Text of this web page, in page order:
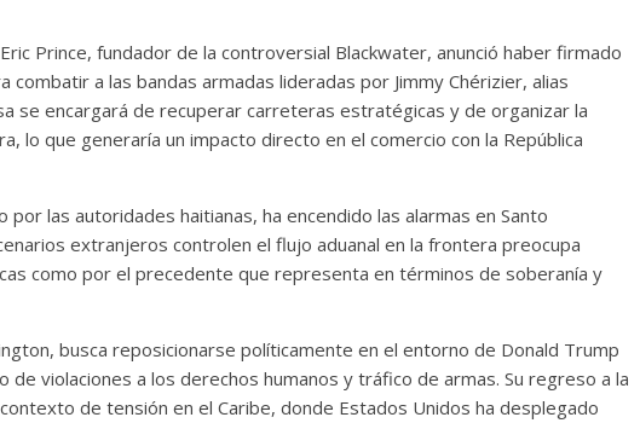
Prince, fundador de la controversial Blackwater, anunció haber firmado
a las bandas armadas lideradas por Jimmy Chérizier, alias
se encargará de recuperar carreteras estratégicas y de organizar la
lo que generaría un impacto directo en el comercio con la República
por las autoridades haitianas, ha encendido las alarmas en Santo
extranjeros controlen el flujo aduanal en la frontera preocupa
como por el precedente que representa en términos de soberanía y
busca reposicionarse políticamente en el entorno de Donald Trump
de violaciones a los derechos humanos y tráfico de armas. Su regreso a la
de tensión en el Caribe, donde Estados Unidos ha desplegado